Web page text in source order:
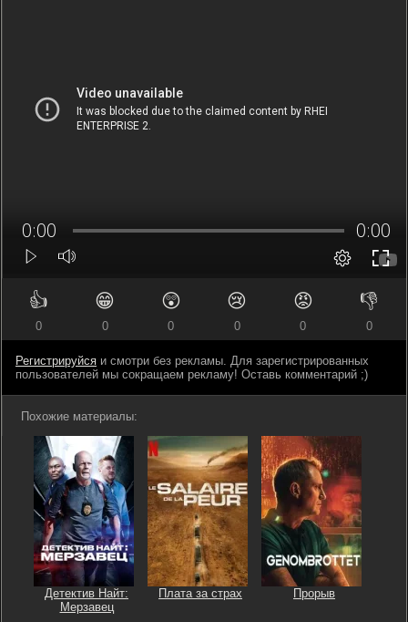
👍
0
😁
0
😲
0
😢
0
😡
0
👎
0
Регистрируйся и смотри без рекламы. Для зарегистрированных
пользователей мы сокращаем рекламу! Оставь комментарий ;)
Похожие материалы:
Детектив Найт:
Мерзавец
Плата за страх Прорыв